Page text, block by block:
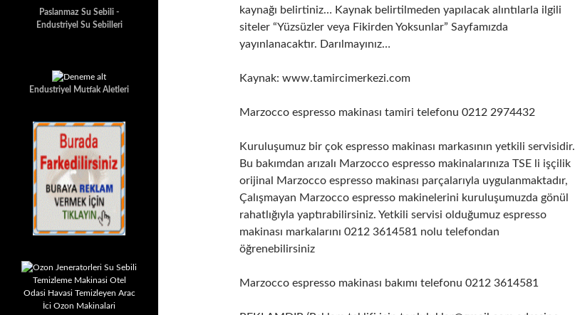
kaynağı belirtiniz… Kaynak belirtilmeden yapılacak alıntılarla ilgili
siteler “Yüzsüzler veya Fikirden Yoksunlar” Sayfamızda
yayınlanacaktır. Darılmayınız…
Kaynak: www.tamircimerkezi.com
Marzocco espresso makinası tamiri telefonu 0212 2974432
Kuruluşumuz bir çok espresso makinası markasının yetkili servisidir.
Bu bakımdan arızalı Marzocco espresso makinalarınıza TSE li işçilik
orijinal Marzocco espresso makinası parçalarıyla uygulanmaktadır,
Çalışmayan Marzocco espresso makinelerini kuruluşumuzda gönül
rahatlığıyla yaptırabilirsiniz. Yetkili servisi olduğumuz espresso
makinası markalarını 0212 3614581 nolu telefondan
öğrenebilirsiniz
Marzocco espresso makinası bakımı telefonu 0212 3614581
Paslanmaz Su Sebili -
Endustriyel Su Sebilleri
Endustriyel Mutfak Aletleri